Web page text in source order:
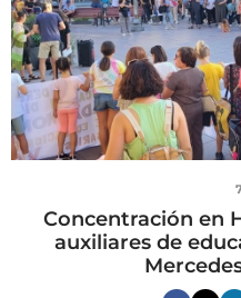
Concentración en
auxiliares de